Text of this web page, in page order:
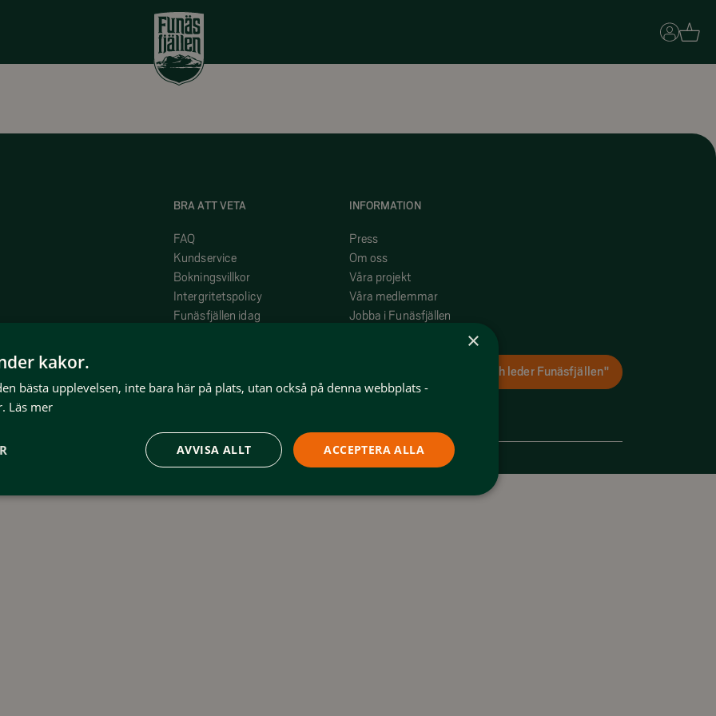
Basket
BRA ATT VETA
FAQ
Kundservice
Bokningsvillkor
Intergritetspolicy
Funäsfjällen idag
INFORMATION
Press
Om oss
Våra projekt
Våra medlemmar
Jobba i Funäsfjällen
Hyr ut ditt boende med oss
Ladda ner appen "Spår och leder Funäsfjällen"
×
kakor.
bästa upplevelsen, inte bara här på plats, utan också på denna webbplats -
Läs mer
ACCEPTERA ALLA
AVVISA ALLT